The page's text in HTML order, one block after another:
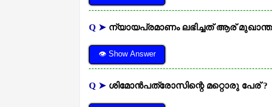
Q ➤ ന്യായപ്രമാണം ലഭിച്ചത് ആര്
👁 Show Answer
Q ➤ ശിമോന്‍പത്രോസിന്റെ മറ്റൊരു പേര് ?